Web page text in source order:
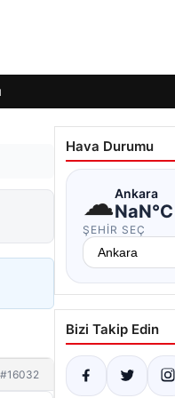
#16032
Hava Durumu
☁Ankara
NaN°C
ŞEHIR SEÇ
Bizi Takip Edin